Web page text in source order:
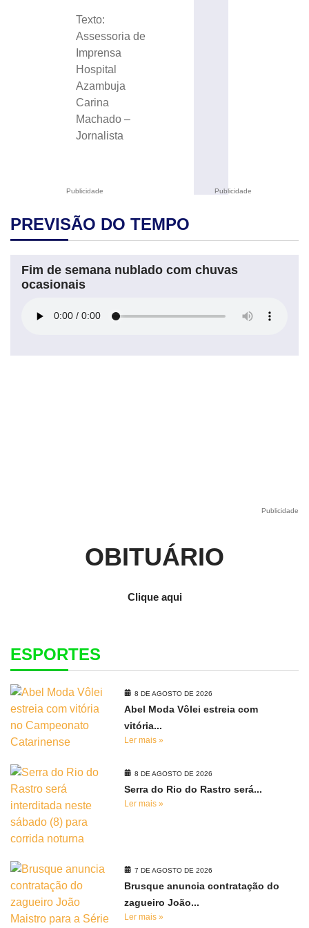
Publicidade
Texto:
Assessoria de
Imprensa
Hospital
Azambuja
Carina
Machado –
Jornalista
Publicidade
PREVISÃO DO TEMPO
Fim de semana nublado com chuvas
ocasionais
Publicidade
OBITUÁRIO
Clique aqui
ESPORTES
8 DE AGOSTO DE 2026
Abel Moda Vôlei estreia com
vitória...
Ler mais »
8 DE AGOSTO DE 2026
Serra do Rio do Rastro será...
Ler mais »
7 DE AGOSTO DE 2026
Brusque anuncia contratação do
zagueiro João...
Ler mais »